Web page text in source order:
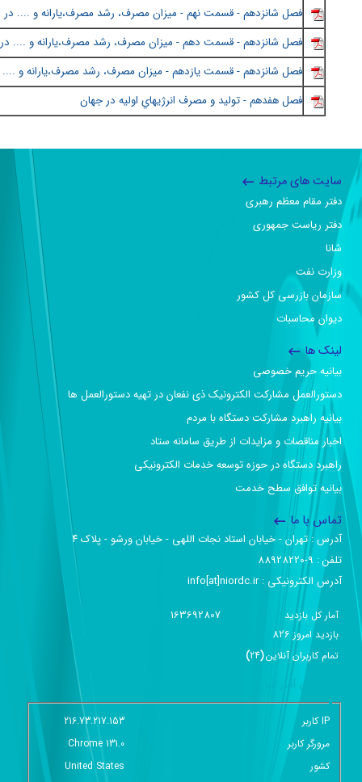
فصل شانزدهم - قسمت نهم - ميزان مصرف، رشد مصرف،يارانه و .... در
فصل شانزدهم - قسمت دهم - ميزان مصرف، رشد مصرف،يارانه و .... در
فصل شانزدهم - قسمت يازدهم - ميزان مصرف، رشد مصرف،يارانه و ....
فصل هفدهم - توليد و مصرف انرژيهاي اوليه در جهان
سایت های مرتبط
دفتر مقام معظم رهبری
دفتر ریاست جمهوری
شانا
وزارت نفت
سازمان بازرسی کل کشور
دیوان محاسبات
لینک ها
بیانیه حریم خصوصی
دستورالعمل مشارکت الکترونیک ذی نفعان در تهیه دستورالعمل ها
بیانیه راهبرد مشارکت دستگاه با مردم
اخبار مناقصات و مزایدات از طریق سامانه ستاد
راهبرد دستگاه در حوزه توسعه خدمات الکترونیکی
بیانیه توافق سطح خدمت
تماس با ما
آدرس :‌ تهران - خیابان استاد نجات اللهی - خیابان ورشو - پلاک ۴
تلفن :‌ 9-88928220
آدرس الکترونیکی :‌ info[at]niordc.ir
آمار کل بازدید 163692807
بازديد امروز 826
تمام کاربران آنلاين(
24
)
گزارش آمار سایت - خلاصه
IP کاربر
216.73.217.153
مرورگر کاربر
Chrome 131.0
کشور
United States